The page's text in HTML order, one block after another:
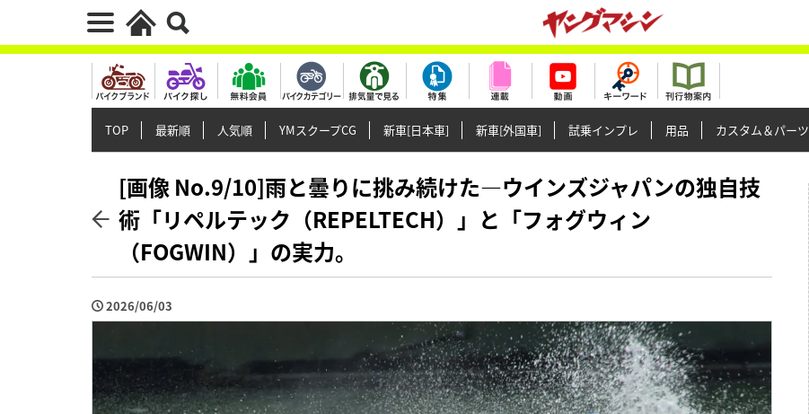
TOP 最新順 人気順 YMスクープCG 新車[日本車] 新車[外国車] 試乗インプレ 用品 カスタム＆パーツ
[画像 No.9/10]雨と曇りに挑み続けた―ウインズジャパンの独自技
術「リペルテック（REPELTECH）」と「フォグウィン
（FOGWIN）」の実力。
2026/06/03